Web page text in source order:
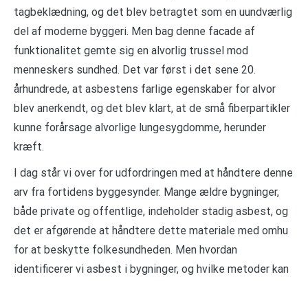
tagbeklædning, og det blev betragtet som en uundværlig
del af moderne byggeri. Men bag denne facade af
funktionalitet gemte sig en alvorlig trussel mod
menneskers sundhed. Det var først i det sene 20.
århundrede, at asbestens farlige egenskaber for alvor
blev anerkendt, og det blev klart, at de små fiberpartikler
kunne forårsage alvorlige lungesygdomme, herunder
kræft.
I dag står vi over for udfordringen med at håndtere denne
arv fra fortidens byggesynder. Mange ældre bygninger,
både private og offentlige, indeholder stadig asbest, og
det er afgørende at håndtere dette materiale med omhu
for at beskytte folkesundheden. Men hvordan
identificerer vi asbest i bygninger, og hvilke metoder kan